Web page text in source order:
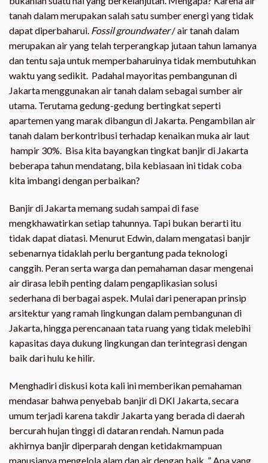
tanah dalam merupakan salah satu sumber energi yang tidak
dapat diperbaharui. Fossil groundwater/ air tanah dalam
merupakan air yang telah terperangkap jutaan tahun lamanya
dan tentu saja untuk memperbaharuinya tidak membutuhkan
waktu yang sedikit. Padahal mayoritas pembangunan di
Jakarta menggunakan air tanah dalam sebagai sumber air
utama. Terutama gedung-gedung bertingkat seperti
apartemen yang marak dibangun di Jakarta. Pengambilan air
tanah dalam berkontribusi terhadap kenaikan muka air laut
hampir 30%. Bisa kita bayangkan tingkat banjir di Jakarta
beberapa tahun mendatang, bila kebiasaan ini tidak coba
kita imbangi dengan perbaikan?
Banjir di Jakarta memang sudah sampai di fase
mengkhawatirkan setiap tahunnya. Tapi bukan berarti itu
tidak dapat diatasi. Menurut Edwin, dalam mengatasi banjir
sebenarnya tidaklah perlu bergantung pada teknologi
canggih. Peran serta warga dan pemahaman dasar mengenai
air dirasa lebih penting dalam pengaplikasian solusi
sederhana di berbagai aspek. Mulai dari penerapan prinsip
arsitektur yang ramah lingkungan dalam pembangunan di
Jakarta, hingga perencanaan tata ruang yang tidak melebihi
kapasitas daya dukung lingkungan dan terintegrasi dengan
baik dari hulu ke hilir.
Menghadiri diskusi kota kali ini memberikan pemahaman
mendasar bahwa penyebab banjir di DKI Jakarta, secara
umum terjadi karena takdir Jakarta yang berada di daerah
bercurah hujan tinggi di dataran rendah. Namun pada
akhirnya banjir diperparah dengan ketidakmampuan
manusianya mengelola alam dan air dengan baik. ” Apa yang